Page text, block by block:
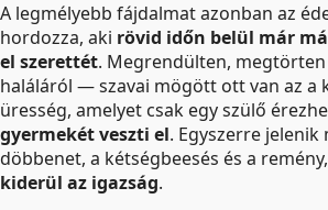
A legmélyebb fájdalmat azonban az
hordozza, aki rövid időn belül már
el szerettét. Megrendülten,
haláláról — szavai mögött ott van az a
üresség, amelyet csak egy szülő
gyermekét veszti el. Egyszerre jelenik
döbbenet, a kétségbeesés és a
kiderül az igazság.